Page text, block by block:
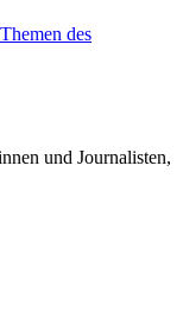
des
und Journalisten,